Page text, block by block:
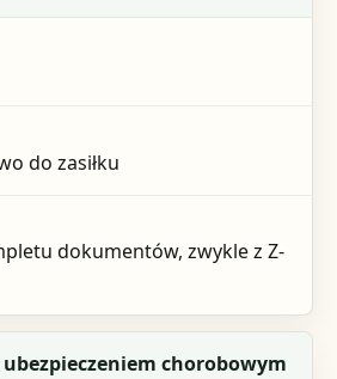
do zasiłku
dokumentów, zwykle z Z-
ubezpieczeniem chorobowym